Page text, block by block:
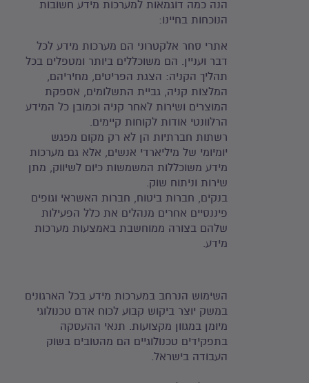
הנה כמה דוגמאות למערכות מידע חשובות
הנוכחות בחיינו:
אתרי סחר אלקטרוני הם מערכות מידע לכל
דבר ועניין. הם משוכללים ביותר ומטפלים בכל
תהליך הקניה: הצגת הפריטים, מחיריהם,
המלצות קניה, גביית התשלומים, אספקת
המוצרים ושירות לאחר קניה וכמובן כל המידע
הרלוונטי אודות לקוחות קיימים.
רשתות חברתיות הן לא רק מקום מפגש
יומיומי של מיליארדי אנשים, אלא גם מערכות
מידע משוכללות המשמשות כיום לשיווק, מתן
שירות וניתוח שוק.
בנקים, חברות ביטוח, חברות האשראי וגופים
פיננסיים אחרים מנהלים את כלל הפעילות
שלהם בצורה ממוחשבת באמצעות מערכות
מידע.
השימוש הנרחב במערכות מידע בכל הארגונים
במשק יוצר ביקוש קבוע לכוח אדם טכנולוגי
מיומן במגוון מקצועות. תנאי ההעסקה
בתפקידים טכנולוגיים הם מהטובים בשוק
העבודה בישראל.